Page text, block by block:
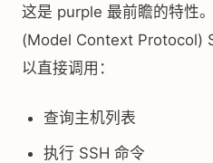
这是 purple 最前瞻的特性
(Model Context Protocol)
以直接调用：
查询主机列表
执行 SSH 命令